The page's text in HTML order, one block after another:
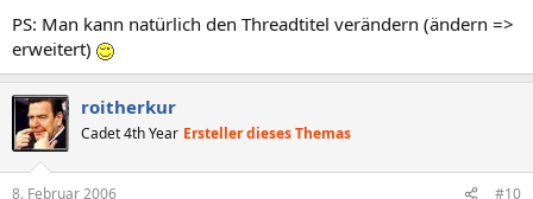
PS: Man kann natürlich den Threadtitel verändern (ändern =>
erweitert)
roitherkur
Cadet 4th Year Ersteller dieses Themas
8. Februar 2006 #10